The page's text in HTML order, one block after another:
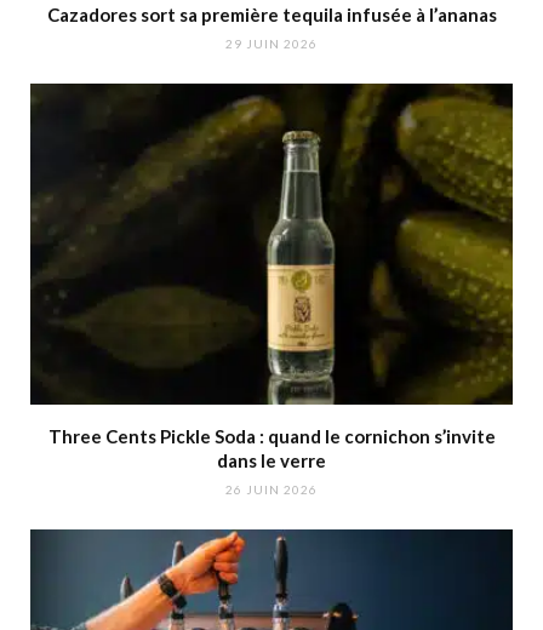
Cazadores sort sa première tequila infusée à l’ananas
29 JUIN 2026
Three Cents Pickle Soda : quand le cornichon s’invite
dans le verre
26 JUIN 2026